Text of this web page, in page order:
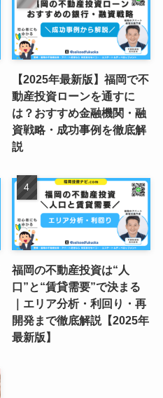
【2025年最新版】福岡で不
動産投資ローンを通すに
は？おすすめ金融機関・融
資戦略・成功事例を徹底解
説
福岡の不動産投資は“人
口”と“賃貸需要”で決まる
｜エリア分析・利回り・再
開発まで徹底解説【2025年
最新版】